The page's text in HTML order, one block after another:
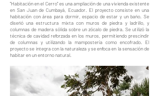
"Habitación en el Cerro" es una ampliación de una vivienda existente
en San Juan de Cumbayá, Ecuador. El proyecto consiste en una
habitación con área para dormir, espacio de estar y un baño. Se
diseñó una estructura mixta con muros de piedra y ladrillo, y
columnas de madera sólida sobre un zócalo de piedra. Se utilizó la
técnica de cavidad reforzada en los muros, permitiendo prescindir
de columnas y utilizando la mampostería como encofrado. El
proyecto se integra con la naturaleza y se enfoca en la sensación de
habitar en un entorno natural.